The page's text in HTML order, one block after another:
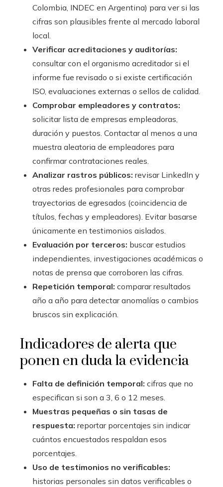
Colombia, INDEC en Argentina) para ver si las
cifras son plausibles frente al mercado laboral
local.
Verificar acreditaciones y auditorías:
consultar con el organismo acreditador si el
informe fue revisado o si existe certificación
ISO, evaluaciones externas o sellos de calidad.
Comprobar empleadores y contratos:
solicitar lista de empresas empleadoras,
duración y puestos. Contactar al menos a una
muestra aleatoria de empleadores para
confirmar contrataciones reales.
Analizar rastros públicos: revisar LinkedIn y
otras redes profesionales para comprobar
trayectorias de egresados (coincidencia de
títulos, fechas y empleadores). Evitar basarse
únicamente en testimonios aislados.
Evaluación por terceros: buscar estudios
independientes, investigaciones académicas o
notas de prensa que corroboren las cifras.
Repetición temporal: comparar resultados
año a año para detectar anomalías o cambios
bruscos sin explicación.
Indicadores de alerta que
ponen en duda la evidencia
Falta de definición temporal: cifras que no
especifican si son a 3, 6 o 12 meses.
Muestras pequeñas o sin tasas de
respuesta: reportar porcentajes sin indicar
cuántos encuestados respaldan esos
porcentajes.
Uso de testimonios no verificables:
historias personales sin datos verificables o